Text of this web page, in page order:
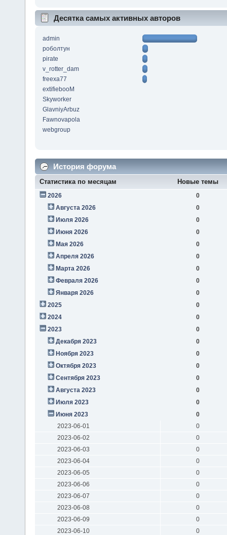
Десятка самых активных авторов
admin
роболтун
pirate
v_rotter_dam
freexa77
extifiebooM
Skyworker
GlavniyArbuz
Fawnovapola
webgroup
История форума
Статистика по месяцам Новые темы
2026
0
Августа 2026
0
Июля 2026
0
Июня 2026
0
Мая 2026
0
Апреля 2026
0
Марта 2026
0
Февраля 2026
0
Января 2026
0
2025
0
2024
0
2023
0
Декабря 2023
0
Ноября 2023
0
Октября 2023
0
Сентября 2023
0
Августа 2023
0
Июля 2023
0
Июня 2023
0
2023-06-01
0
2023-06-02
0
2023-06-03
0
2023-06-04
0
2023-06-05
0
2023-06-06
0
2023-06-07
0
2023-06-08
0
2023-06-09
0
2023-06-10
0